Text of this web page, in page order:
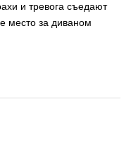
и тревога съедают
место за диваном